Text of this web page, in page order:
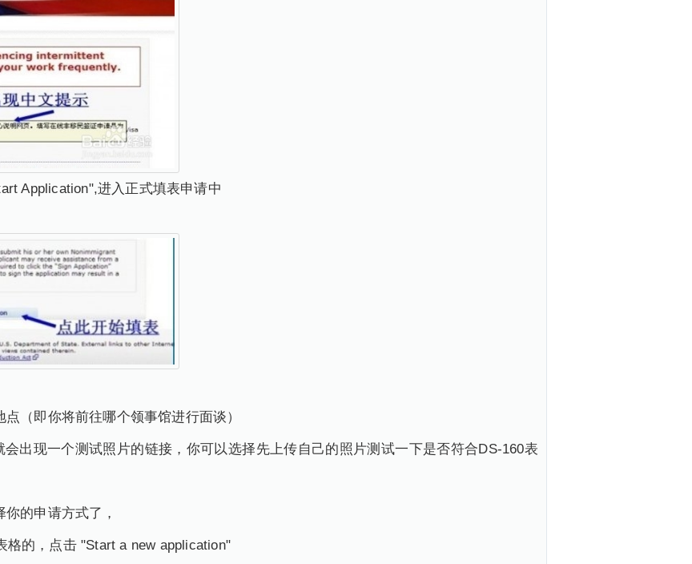
Application",进入正式填表申请中
（即你将前往哪个领事馆进行面谈）
出现一个测试照片的链接，你可以选择先上传自己的照片测试一下是否符合DS-160表
的申请方式了，
格的，点击 "Start a new application"